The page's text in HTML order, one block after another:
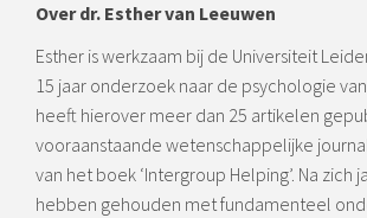
Over dr. Esther van Leeuwen
Esther is werkzaam bij de Universiteit
15 jaar onderzoek naar de psychologie
heeft hierover meer dan 25 artikelen
vooraanstaande wetenschappelijke
van het boek ‘Intergroup Helping’. Na zich
hebben gehouden met fundamenteel